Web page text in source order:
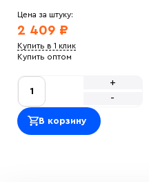
Цена за штуку:
2 409 ₽
Купить в 1 клик
Купить оптом
-
+
В корзину